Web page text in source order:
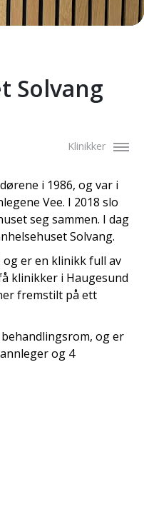
Solvang
Klinikker
i 1986, og var i
Vee. I 2018 slo
seg sammen. I dag
Solvang.
og er en klinikk full av
klinikker i Haugesund
fremstilt på ett
og er
og 4